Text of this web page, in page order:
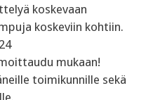
koskevaan
koskeviin kohtiin.
mukaan!
toimikunnille sekä